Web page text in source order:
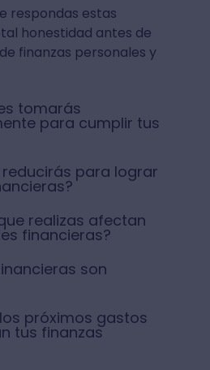
respondas estas
honestidad antes de
finanzas personales y
tomarás
para cumplir tus
para lograr
realizas afectan
financieras?
son
próximos gastos
tus finanzas